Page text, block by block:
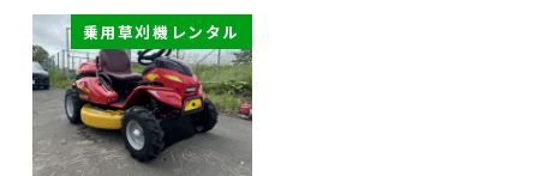
乗用草刈機レンタル